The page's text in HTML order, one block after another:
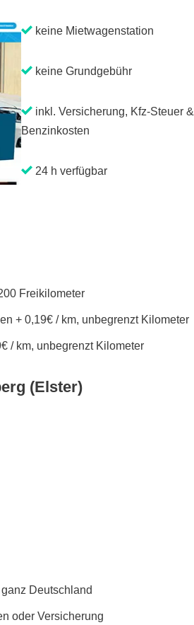
keine Mietwagenstation
keine Grundgebühr
inkl. Versicherung, Kfz-Steuer &
Benzinkosten
24 h verfügbar
Freikilometer
+ 0,19€ / km, unbegrenzt Kilometer
/ km, unbegrenzt Kilometer
(Elster)
Deutschland
oder Versicherung